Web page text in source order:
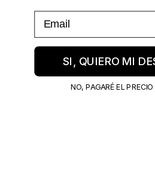
Email
SI, QUIERO MI
NO, PAGARÉ EL